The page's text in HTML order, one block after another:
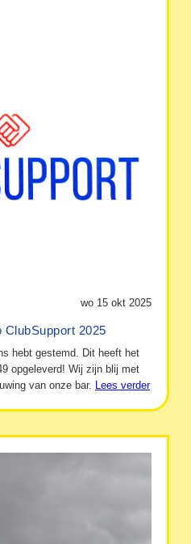
wo 15 okt 2025
ClubSupport 2025
hebt gestemd. Dit heeft het
opgeleverd! Wij zijn blij met
van onze bar. Lees verder